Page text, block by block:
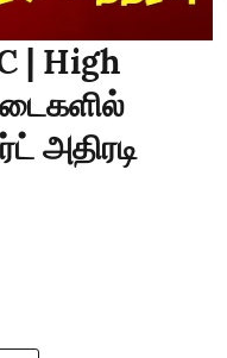
| High
அதிரடி